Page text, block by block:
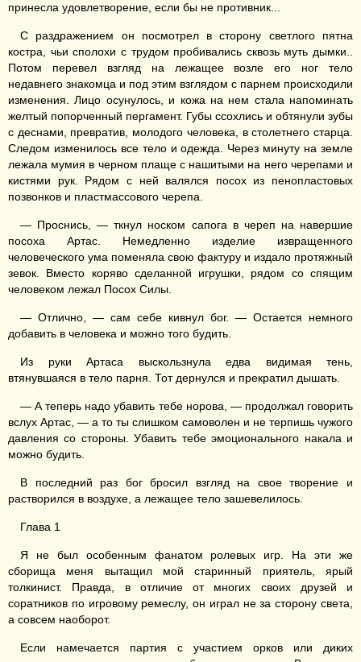
принесла удовлетворение, если бы не противник...
С раздражением он посмотрел в сторону светлого пятна
костра, чьи сполохи с трудом пробивались сквозь муть дымки..
Потом перевел взгляд на лежащее возле его ног тело
недавнего знакомца и под этим взглядом с парнем происходили
изменения. Лицо осунулось, и кожа на нем стала напоминать
желтый попорченный пергамент. Губы ссохлись и обтянули зубы
с деснами, превратив, молодого человека, в столетнего старца.
Следом изменилось все тело и одежда. Через минуту на земле
лежала мумия в черном плаще с нашитыми на него черепами и
кистями рук. Рядом с ней валялся посох из пенопластовых
позвонков и пластмассового черепа.
— Проснись, — ткнул носком сапога в череп на навершие
посоха Артас. Немедленно изделие извращенного
человеческого ума поменяла свою фактуру и издало протяжный
зевок. Вместо коряво сделанной игрушки, рядом со спящим
человеком лежал Посох Силы.
— Отлично, — сам себе кивнул бог. — Остается немного
добавить в человека и можно того будить.
Из руки Артаса выскользнула едва видимая тень,
втянувшаяся в тело парня. Тот дернулся и прекратил дышать.
— А теперь надо убавить тебе норова, — продолжал говорить
вслух Артас, — а то ты слишком самоволен и не терпишь чужого
давления со стороны. Убавить тебе эмоционального накала и
можно будить.
В последний раз бог бросил взгляд на свое творение и
растворился в воздухе, а лежащее тело зашевелилось.
Глава 1
Я не был особенным фанатом ролевых игр. На эти же
сборища меня вытащил мой старинный приятель, ярый
толкинист. Правда, в отличие от многих своих друзей и
соратников по игровому ремеслу, он играл не за сторону света,
а совсем наоборот.
Если намечается партия с участием орков или диких